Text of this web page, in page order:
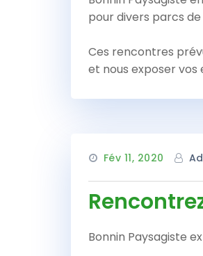
pour divers parcs
Ces rencontres
et nous exposer vos
Fév 11, 2020
Bonnin Paysagiste